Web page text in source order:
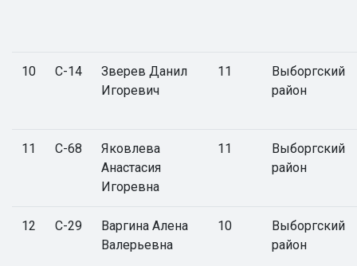
10 С-14
Зверев Данил
Игоревич
11
Выборгский
район
11 С-68
Яковлева
Анастасия
Игоревна
11
Выборгский
район
12 С-29
Варгина Алена
Валерьевна
10
Выборгский
район